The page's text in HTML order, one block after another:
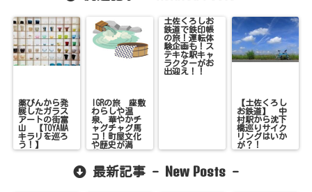
薬びんから発
展したガラス
アートの街富
山 【TOYAMA
キラリを巡ろ
う！】
IGRの旅 座敷
わらしや温
泉、華やかチ
ャグチャグ馬
コ！町屋文化
や歴史が満
載！
土佐くろしお
鉄道で鉄印帳
の旅！運転体
験企画も！ス
テキな駅キャ
ラクターがお
出迎え！！
【土佐くろし
お鉄道】 中
村駅から沈下
橋巡りサイク
リングはいか
が？！
最新記事 - New Posts -